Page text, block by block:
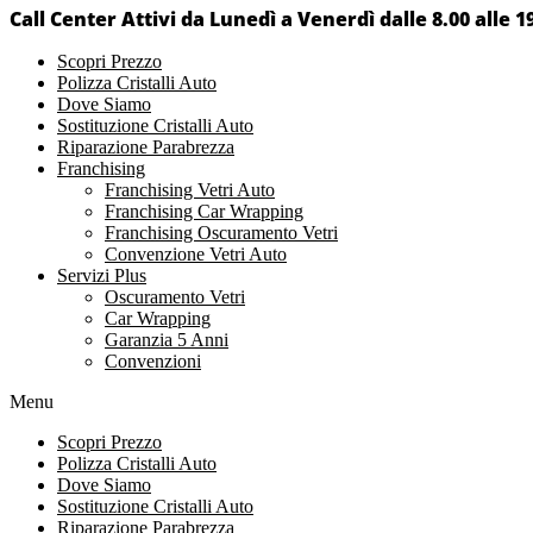
Call Center Attivi da Lunedì a Venerdì dalle 8.00 alle
Scopri Prezzo
Polizza Cristalli Auto
Dove Siamo
Sostituzione Cristalli Auto
Riparazione Parabrezza
Franchising
Franchising Vetri Auto
Franchising Car Wrapping
Franchising Oscuramento Vetri
Convenzione Vetri Auto
Servizi Plus
Oscuramento Vetri
Car Wrapping
Garanzia 5 Anni
Convenzioni
Menu
Scopri Prezzo
Polizza Cristalli Auto
Dove Siamo
Sostituzione Cristalli Auto
Riparazione Parabrezza